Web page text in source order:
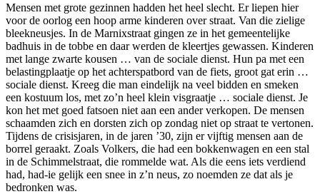
Mensen met grote gezinnen hadden het heel slecht. Er liepen hier
voor de oorlog een hoop arme kinderen over straat. Van die zielige
bleekneusjes. In de Marnixstraat gingen ze in het gemeentelijke
badhuis in de tobbe en daar werden de kleertjes gewassen. Kinderen
met lange zwarte kousen … van de sociale dienst. Hun pa met een
belastingplaatje op het achterspatbord van de fiets, groot gat erin …
sociale dienst. Kreeg die man eindelijk na veel bidden en smeken
een kostuum los, met zo’n heel klein visgraatje … sociale dienst. Je
kon het met goed fatsoen niet aan een ander verkopen. De mensen
schaamden zich en dorsten zich op zondag niet op straat te vertonen.
Tijdens de crisisjaren, in de jaren ’30, zijn er vijftig mensen aan de
borrel geraakt. Zoals Volkers, die had een bokkenwagen en een stal
in de Schimmelstraat, die rommelde wat. Als die eens iets verdiend
had, had-ie gelijk een snee in z’n neus, zo noemden ze dat als je
bedronken was.